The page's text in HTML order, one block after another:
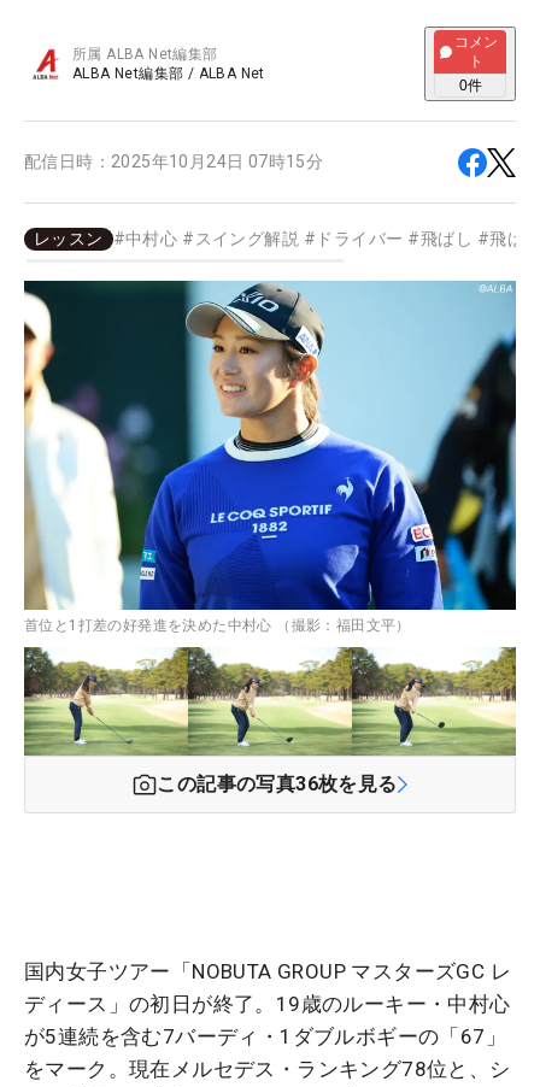
所属ALBA Net編集部
ALBA Net編集部 / ALBA Net
コメン
ト
0件
配信日時： 2025年10月24日 07時15分
レッスン #中村心 #スイング解説 # ドライバー #飛ばし #飛ば
首位と1打差の好発進を決めた中村心 （撮影：福田文平）
この記事の写真36枚を見る
国内女子ツアー「NOBUTA GROUP マスターズGC レ
ディース」の初日が終了。19歳のルーキー・中村心
が5連続を含む7バーディ・1ダブルボギーの「67」
をマーク。現在メルセデス・ランキング78位と、シ